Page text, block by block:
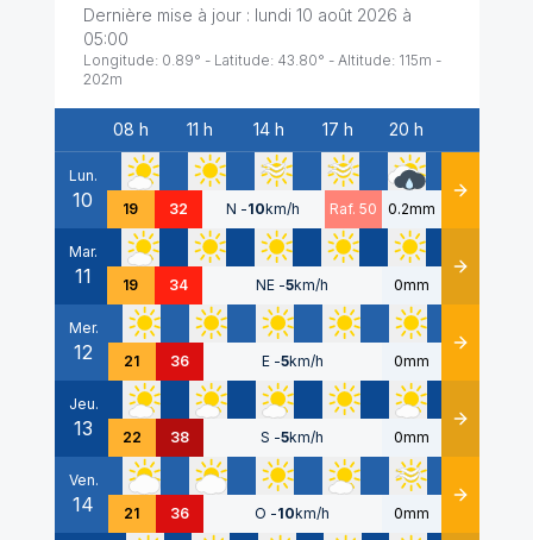
Dernière mise à jour : lundi 10 août 2026 à
05:00
Longitude: 0.89° - Latitude: 43.80° - Altitude: 115m -
202m
Date
08 h 11 h 14 h 17 h 20 h
Lun.
10 19 32 N -10km/h Raf. 50 0.2mm Détails
Mar.
11 19 34 NE -5km/h 0mm Détails
Mer.
12 21 36 E -5km/h 0mm Détails
Jeu.
13 22 38 S -5km/h 0mm Détails
Ven.
14 21 36 O -10km/h 0mm Détails